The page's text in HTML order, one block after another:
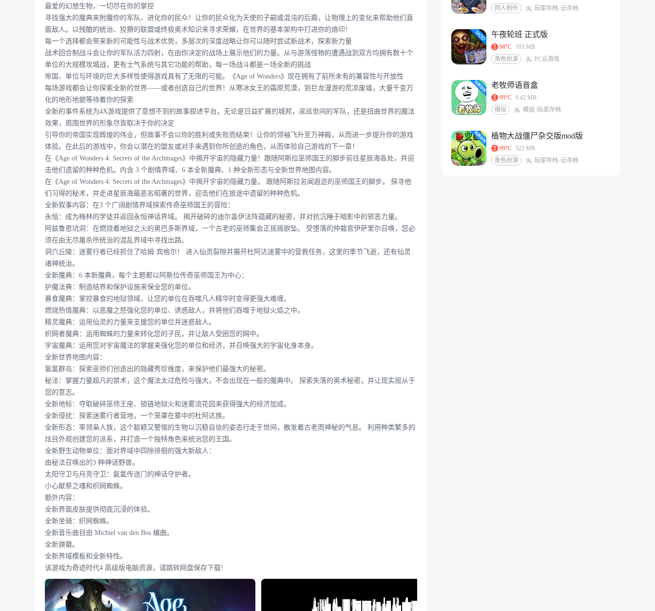
最爱的幻想生物，一切尽在你的掌控
寻找强大的魔典来附魔你的军队、进化你的民众！让你的民众化为天使的子嗣或混沌的后裔，让物理上的变化来帮助他们直
面敌人。以残酷的统治、狡猾的联盟或终极奥术知识来寻求荣耀，在世界的基本架构中打进你的烙印！
每一个选择都会带来新的可能性与战术优势，多层次的深度战略让你可以随时尝试新战术，探索新力量
战术回合制战斗会让你的军队活力四射，在由你决定的战场上展示他们的力量。从与游荡怪物的遭遇战到双方均拥有数十个
单位的大规模攻城战，更有士气系统与其它功能的帮助，每一场战斗都是一场全新的挑战
帝国、单位与环境的巨大多样性使得游戏具有了无限的可能。《Age of Wonders》现在拥有了前所未有的兼容性与开放性
每场游戏都会让你探索全新的世界——或者创造自己的世界！从寒冰女王的霜原荒漠，到巨龙漫游的荒凉废墟，大量千变万
化的地形地貌等待着你的探索
全新的事件系统为4X游戏提供了意想不到的故事叙述平台。无论是日益扩展的城邦，逡巡世间的军队，还是扭曲世界的魔法
效果，周围世界的形象尽皆取决于你的决定
引导你的帝国实现辉煌的伟业，但故事不会以你的胜利或失败而结束！让你的领袖飞升至万神殿，从而进一步提升你的游戏
体验。在此后的游戏中，你会以潜在的盟友或对手来遇到你所创造的角色，从而体验自己游戏的下一章！
在《Age of Wonders 4: Secrets of the Archmages》中揭开宇宙的隐藏力量！跟随阿斯拉巫师国王的脚步前往星辰海各处，并迎
击他们遗留的种种危机。内含 3 个剧情界域、6 本全新魔典、1 种全新形态与全新世界地图内容。
在《Age of Wonders 4: Secrets of the Archmages》中揭开宇宙的隐藏力量。 跟随阿斯拉名闻遐迩的巫师国王的脚步。 探寻他
们习得的秘术，并走进星辰海最恶名昭著的世界，迎击他们在旅途中遗留的种种危机。
全新叙事内容：在3 个广阔剧情界域探索传奇巫师国王的冒险：
永恒：成为梅林的学徒并返回永恒神话界域。 揭开破碎的迪尔盖伊法阵蕴藏的秘密，并对抗沉睡于暗影中的邪恶力量。
阿兹鲁恩坑洞：在燃烧着地狱之火的奥巴多斯界域，一个古老的巫师集会正摇摇欲坠。 受堕落的仲裁官伊萨里尔召唤，您必
须在由无尽屠杀所统治的混乱界域中寻找出路。
洞穴丘陵：迷雾行者已经抓住了哈姆·宾格尔！ 进入仙灵裂隙并展开杜阿达迷雾中的营救任务，这里的季节飞逝，还有仙灵
诸神统治。
全新魔典：6 本新魔典，每个主题都以阿斯拉传奇巫师国王为中心：
护魔法典：制造结界和保护设施来保全您的单位。
暴食魔典：掌控暴食的地狱领域，让您的单位在吞噬凡人精华时变得更强大难缠。
燃烧热情魔典：以恶魔之怒强化您的单位、诱惑敌人，并将他们吞噬于地狱火焰之中。
精灵魔典：运用仙灵的力量来支援您的单位并迷惑敌人。
织网者魔典：运用蜘蛛的力量来转化您的子民，并让敌人受困您的网中。
宇宙魔典：运用您对宇宙魔法的掌握来强化您的单位和经济，并召唤强大的宇宙化身本身。
全新世界地图内容：
氤氲群岛：探索巫师们创造出的隐藏秀珍维度，来保护他们最强大的秘密。
秘法：掌握力量超凡的禁术，这个魔法太过危险与强大，不会出现在一般的魔典中。 探索失落的奥术秘密，并让现实屈从于
您的意志。
全新地标：夺取破碎巫师王座、锁链地狱火和迷雾流花园来获得强大的经济加成。
全新侵扰：探索迷雾行者营地，一个笼罩在雾中的杜阿达族。
全新形态：率领枭人族，这个聪颖又警惕的生物以沉稳自信的姿态行走于世间，散发着古老而神秘的气息。 利用种类繁多的
炫目外观创建您的派系，并打造一个独特角色来统治您的王国。
全新野生动物单位：面对界域中四除徘徊的强大新敌人：
由秘法召唤出的3 种神话野兽。
太阳守卫与月亮守卫：氤氲传送门的神话守护者。
小心献祭之魂和织网蜘蛛。
额外内容：
全新界面皮肤提供彻底沉浸的体验。
全新坐骑：织网蜘蛛。
全新音乐曲目由 Michiel van den Bos 编曲。
全新旗徽。
全新界域模板和全新特性。
该游戏为奇迹时代4 高级版电脑资源，请跳转网盘保存下载!
同人制作
玩家存档 /云存档
午夜轮班 正式版
98°C
103 MB
角色扮演
PC云游戏
老牧师语音盒
99°C 9.42 MB
模拟
模组 /玩家存档
植物大战僵尸杂交版mod版
99°C 522 MB
角色扮演
玩家存档 /云存档